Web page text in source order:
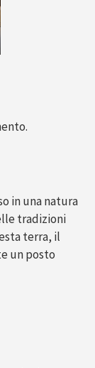
in una natura
tradizioni
terra, il
un posto